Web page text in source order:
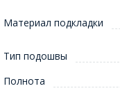
Материал подкладки
Тип подошвы
Полнота